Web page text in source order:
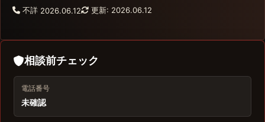
不詳 2026.06.12 更新: 2026.06.12
相談前チェック
電話番号
未確認